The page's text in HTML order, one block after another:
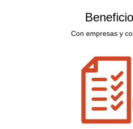
Con empresas y